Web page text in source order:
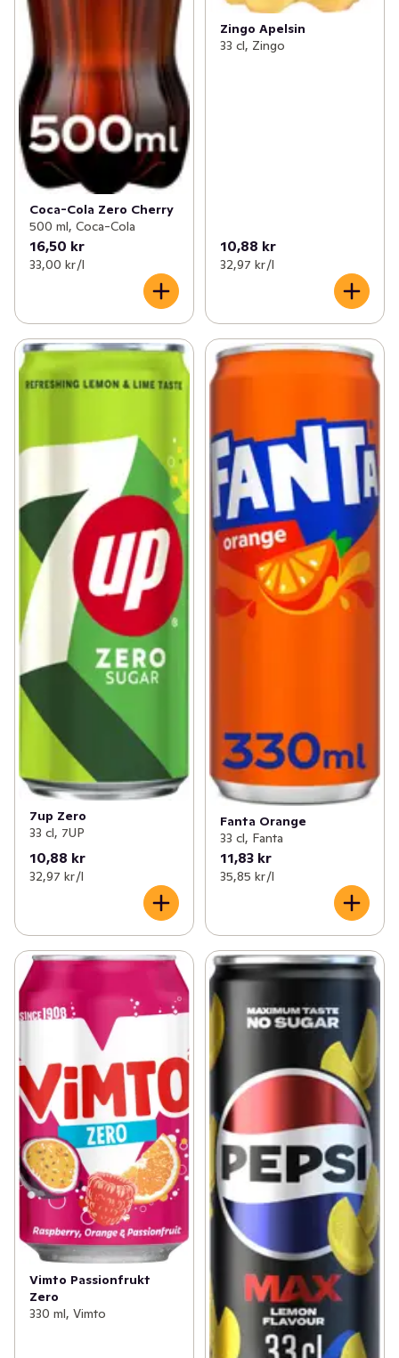
Coca-Cola Zero Cherry
500 ml, Coca-Cola
16,50 kr
33,00 kr /l
Zingo Apelsin
33 cl, Zingo
10,88 kr
32,97 kr /l
7up Zero
33 cl, 7UP
10,88 kr
32,97 kr /l
Fanta Orange
33 cl, Fanta
11,83 kr
35,85 kr /l
Vimto Passionfrukt
Zero
330 ml, Vimto